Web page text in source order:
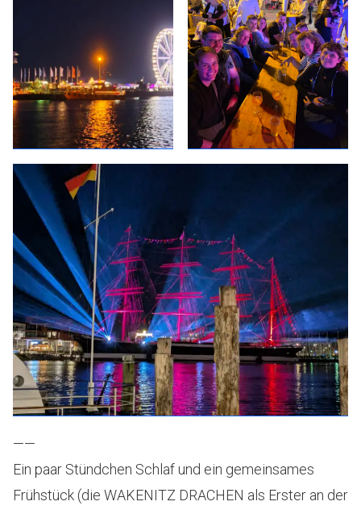
——
Ein paar Stündchen Schlaf und ein gemeinsames
Frühstück (die WAKENITZ DRACHEN als Erster an der